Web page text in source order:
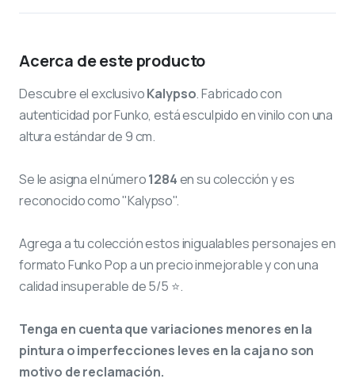
Acerca de este producto
Descubre el exclusivoKalypso. Fabricado con
autenticidad por Funko, está esculpido en vinilo con una
altura estándar de 9 cm.
Se le asigna el número1284en su colección y es
reconocido como "Kalypso".
Agrega a tu colección estos inigualables personajes en
formato Funko Pop a un precio inmejorable y con una
calidad insuperable de 5/5 ⭐.
Tenga en cuenta que variaciones menores en la
pintura o imperfecciones leves en la caja no son
motivo de reclamación.